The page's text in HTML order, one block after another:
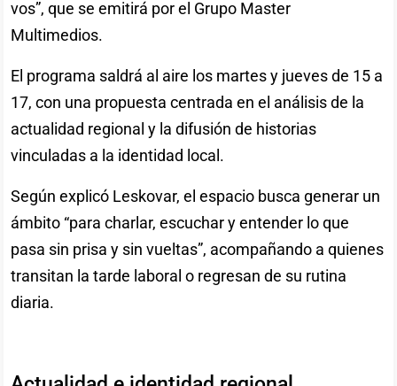
vos”, que se emitirá por el Grupo Master
Multimedios.
El programa saldrá al aire los martes y jueves de 15 a
17, con una propuesta centrada en el análisis de la
actualidad regional y la difusión de historias
vinculadas a la identidad local.
Según explicó Leskovar, el espacio busca generar un
ámbito “para charlar, escuchar y entender lo que
pasa sin prisa y sin vueltas”, acompañando a quienes
transitan la tarde laboral o regresan de su rutina
diaria.